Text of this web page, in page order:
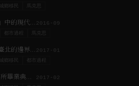
城鄉移民 馬克思
「殺馬特」中的現代性——關於城鄉空間生產之社會展示 2016-09
都市過程 馬克思
如何測量臺北的邊界？─border, boundary, frontier and in-between 2017-01
城鄉移民 都市過程
2013 城鄉所畢業典禮致詞 2017-02